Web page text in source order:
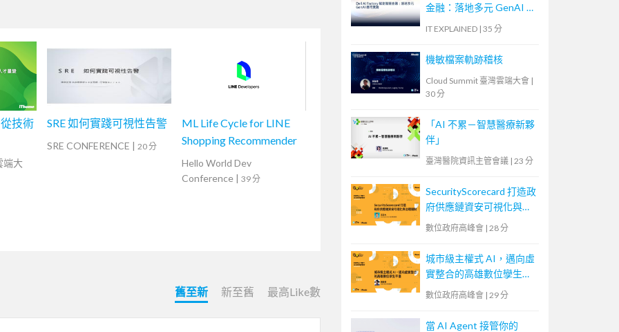
技術
端大
SRE 如何實踐可視性告警
SRE CONFERENCE | 20 分
ML Life Cycle for LINE
Shopping Recommender
Hello World Dev
Conference | 39 分
舊至新 新至舊 最高Like數
金融：落地多元 GenAI 應
IT EXPLAINED | 35 分
機敏檔案軌跡稽核
Cloud Summit 臺灣雲端大會 |
30 分
「AI 不累－智慧醫療新夥
伴」
臺灣醫院資訊主管會議 | 23 分
SecurityScorecard 打造政
府供應鏈資安可視化與治
理機制
數位政府高峰會 | 28 分
城市級主權式 AI，邁向虛
實整合的高雄數位孿生平
臺
數位政府高峰會 | 29 分
當 AI Agent 接管你的